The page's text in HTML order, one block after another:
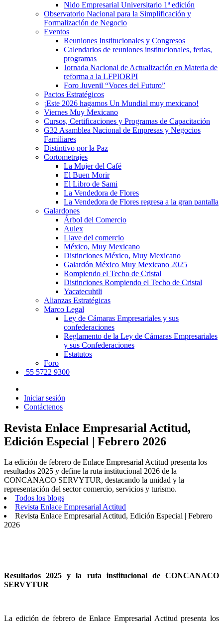
Nido Empresarial Universitario 1ª edición
Observatorio Nacional para la Simplificación y
Formalización de Negocio
Eventos
Reuniones Institucionales y Congresos
Calendarios de reuniones institucionales, ferias,
programas
Jornada Nacional de Actualización en Materia de
reforma a la LFPIORPI
Foro Juvenil “Voces del Futuro”
Pactos Estratégicos
¡Este 2026 hagamos Un Mundial muy mexicano!
Viernes Muy Mexicano
Cursos, Certificaciones y Programas de Capacitación
G32 Asamblea Nacional de Empresas y Negocios
Familiares
Distintivo por la Paz
Cortometrajes
La Mujer del Café
El Buen Morir
El Libro de Sami
La Vendedora de Flores
La Vendedora de Flores regresa a la gran pantalla
Galardones
Árbol del Comercio
Aulex
Llave del comercio
México, Muy Mexicano
Distinciones México, Muy Mexicano
Galardón México Muy Mexicano 2025
Rompiendo el Techo de Cristal
Distinciones Rompiendo el Techo de Cristal
Yacatecuhtli
Alianzas Estratégicas
Marco Legal
Ley de Cámaras Empresariales y sus
confederaciones
Reglamento de la Ley de Cámaras Empresariales
y sus Confederaciones
Estatutos
Foro
55 5722 9300
Iniciar sesión
Contáctenos
Revista Enlace Empresarial Actitud,
Edición Especial | Febrero 2026
La edición de febrero de Enlace Empresarial Actitud presenta los
resultados 2025 y define la ruta institucional 2026 de la
CONCANACO SERVYTUR, destacando la unidad y la
representación del sector comercio, servicios y turismo.
Todos los blogs
Revista Enlace Empresarial Actitud
Revista Enlace Empresarial Actitud, Edición Especial | Febrero
2026
Resultados 2025 y la ruta institucional de CONCANACO
SERVYTUR
La edición de febrero de Enlace Empresarial Actitud presenta los